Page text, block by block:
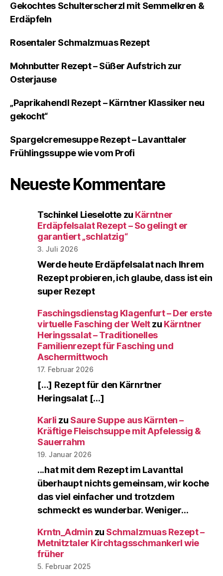
Gekochtes Schulterscherzl mit Semmelkren &
Erdäpfeln
Rosentaler Schmalzmuas Rezept
Mohnbutter Rezept – Süßer Aufstrich zur
Osterjause
„Paprikahendl Rezept – Kärntner Klassiker neu
gekocht“
Spargelcremesuppe Rezept – Lavanttaler
Frühlingssuppe wie vom Profi
Neueste Kommentare
Tschinkel Lieselotte zu Kärntner
Erdäpfelsalat Rezept – So gelingt er
garantiert „schlatzig“
3. Juli 2026
Werde heute Erdäpfelsalat nach Ihrem
Rezept probieren, ich glaube, dass ist ein
super Rezept
Faschingsdienstag Klagenfurt – Der erste
virtuelle Fasching der Weltzu Kärntner
Heringssalat – Traditionelles
Familienrezept für Fasching und
Aschermittwoch
17. Februar 2026
[…] Rezept für den Kärnrtner
Heringsalat […]
Karli zu Saure Suppe aus Kärnten –
Kräftige Fleischsuppe mit Apfelessig &
Sauerrahm
19. Januar 2026
...hat mit dem Rezept im Lavanttal
überhaupt nichts gemeinsam, wir koche
das viel einfacher und trotzdem
schmeckt es wunderbar. Weniger…
Krntn_Admin zu Schmalzmuas Rezept –
Metnitztaler Kirchtagsschmankerl wie
früher
5. Februar 2025